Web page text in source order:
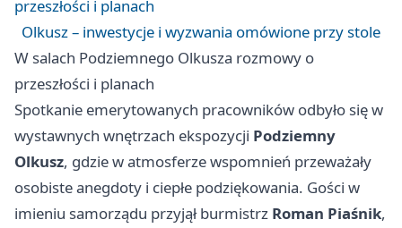
przeszłości i planach
Olkusz – inwestycje i wyzwania omówione przy stole
W salach Podziemnego Olkusza rozmowy o
przeszłości i planach
Spotkanie emerytowanych pracowników odbyło się w
wystawnych wnętrzach ekspozycji Podziemny
Olkusz, gdzie w atmosferze wspomnień przeważały
osobiste anegdoty i ciepłe podziękowania. Gości w
imieniu samorządu przyjął burmistrz Roman Piaśnik,